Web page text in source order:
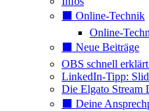
⬛️ Online-Technik
Online-
⬛️ Neue Beiträge
OBS schnell
LinkedIn-Tipp:
Die Elgato Stream
⬛️ Deine